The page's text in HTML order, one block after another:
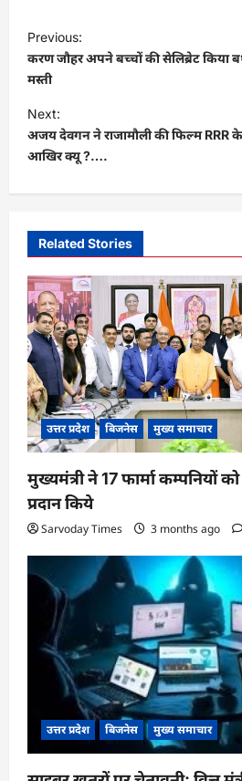
o
s
t
n
a
v
g
a
t
i
o
n
Previous:
करण जौहर अपने बच्चों की सेलिब्रेट किया
मस्ती
Next:
अजय देवगन ने राजामौली की फिल्म RRR
आखिर क्यू ?….
Related Stories
उत्तर प्रदेश बिजनेस मुख्य समाचार
मुख्यमंत्री ने 17 फार्मा कम्पनियों
प्रदान किये
Sarvoday Times 3 months ago
उत्तर प्रदेश बिजनेस मुख्य समाचार